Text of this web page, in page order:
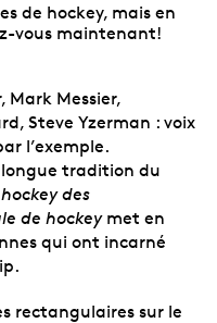
de hockey, mais en
vous maintenant!
Mark Messier,
Steve Yzerman : voix
l’exemple.
tradition du
des
de hockeymet en
qui ont incarné
rectangulaires sur le